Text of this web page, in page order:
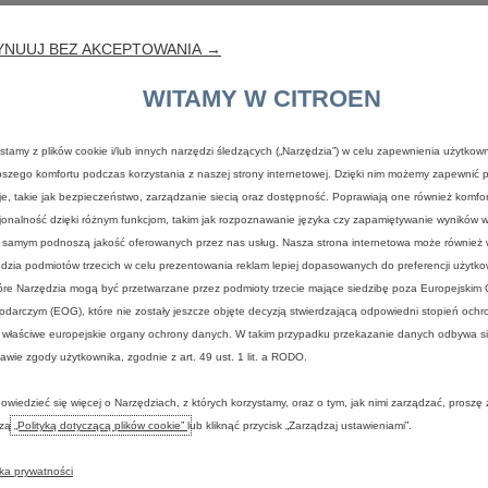
oszczędne silniki.
1100 km. Wszystko na plus wykończenie, spalanie - 6,2 l/
Wysoki komfort jazdy, jest bardzo dobrze wyciszony. Generalnie
też C4.
OPINIA BYŁA
BEZ AKCEPTOWANIA →
WITAMY W CITROEN
z plików cookie i/lub innych narzędzi śledzących („Narzędzia”) w celu zapewnienia
komfortu podczas korzystania z naszej strony internetowej. Dzięki nim możemy zapewnić
takie jak bezpieczeństwo, zarządzanie siecią oraz dostępność. Poprawiają one również
dzięki różnym funkcjom, takim jak rozpoznawanie języka czy zapamiętywanie wyników
samym podnoszą jakość oferowanych przez nas usług. Nasza strona internetowa może również
podmiotów trzecich w celu prezentowania reklam lepiej dopasowanych do preferencji
Narzędzia mogą być przetwarzane przez podmioty trzecie mające siedzibę poza Europejskim
(EOG), które nie zostały jeszcze objęte decyzją stwierdzającą odpowiedni stopień
właściwe europejskie organy ochrony danych. W takim przypadku przekazanie danych odbywa
zgody użytkownika, zgodnie z art. 49 ust. 1 lit. a RODO.
się więcej o Narzędziach, z których korzystamy, oraz o tym, jak nimi zarządzać, proszę
„Polityką dotyczącą plików cookie” lub kliknąć przycisk „Zarządzaj ustawieniami”.
prywatności